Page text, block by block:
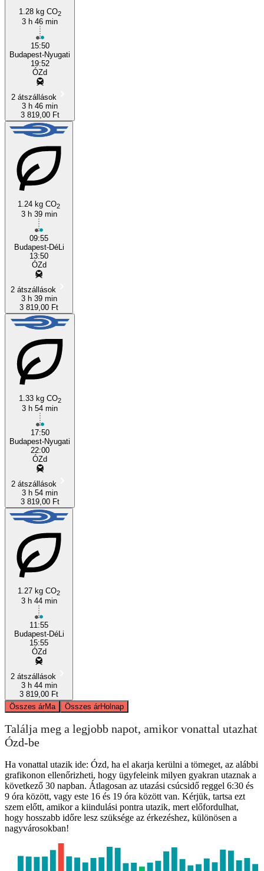
1.28 kg CO2
3 h 46 min
15:50
Budapest-Nyugati
19:52
ÓZd
2 átszállások
3 h 46 min
3 819,00 Ft
1.24 kg CO2
3 h 39 min
09:55
Budapest-DéLi
13:50
ÓZd
2 átszállások
3 h 39 min
3 819,00 Ft
1.33 kg CO2
3 h 54 min
17:50
Budapest-Nyugati
22:00
ÓZd
2 átszállások
3 h 54 min
3 819,00 Ft
1.27 kg CO2
3 h 44 min
11:55
Budapest-DéLi
15:55
ÓZd
2 átszállások
3 h 44 min
3 819,00 Ft
Összes árMa Összes árHolnap
Találja meg a legjobb napot, amikor vonattal utazhat
Ózd-be
Ha vonattal utazik ide: Ózd, ha el akarja kerülni a tömeget, az alábbi
grafikonon ellenőrizheti, hogy ügyfeleink milyen gyakran utaznak a
következő 30 napban. Átlagosan az utazási csúcsidő reggel 6:30 és
9 óra között, vagy este 16 és 19 óra között van. Kérjük, tartsa ezt
szem előtt, amikor a kiindulási pontra utazik, mert előfordulhat,
hogy hosszabb időre lesz szüksége az érkezéshez, különösen a
nagyvárosokban!